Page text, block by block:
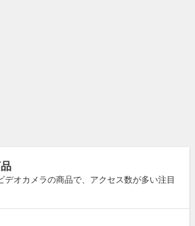
デオカメラの商品で、アクセス数が多い注目